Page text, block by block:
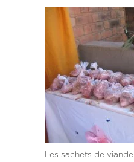
Les sachets de viande